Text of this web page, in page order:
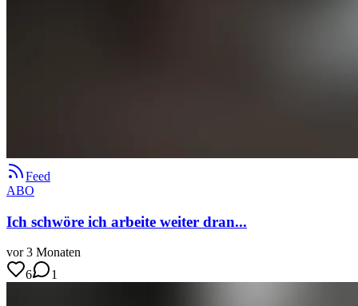
Feed
ABO
Ich schwöre ich arbeite weiter dran...
vor 3 Monaten
6
1